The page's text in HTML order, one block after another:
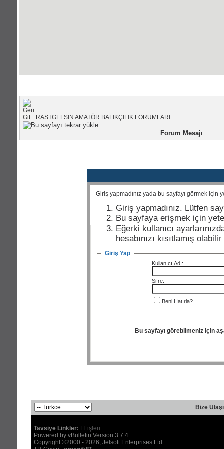
RASTGELSİN AMATÖR BALIKÇILIK FORUMLARI
Forum Mesajı
Giriş yapmadınız yada bu sayfayı görmek
Giriş yapmadınız. Lütfen
Bu sayfaya erişmek için
Eğerki kullanıcı
hesabınızı kısıtlamış
Giriş Yap
Kullanıcı Adı:
Şifre:
Beni Hatırla?
Bu sayfayı görebilmeniz için
Bize
Tavsiye Linkler: El işleri
Powered by vBulletin Version 3.7.4
Copyright ©2000 - 2026, Jelsoft Enterprises Ltd.